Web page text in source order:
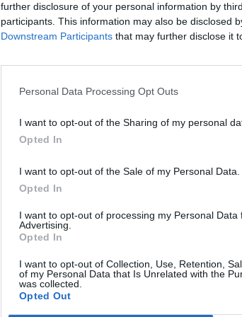
further disclosure of your personal information by
participants. This information may also be disclosed
Downstream Participants that may further disclose it
Personal Data Processing Opt Outs
I want to opt-out of the Sharing of my personal
Opted In
I want to opt-out of the Sale of my Personal Data.
Opted In
I want to opt-out of processing my Personal Data
Advertising.
Opted In
I want to opt-out of Collection, Use, Retention,
of my Personal Data that Is Unrelated with the
was collected.
Opted Out
Trump, Meloni e